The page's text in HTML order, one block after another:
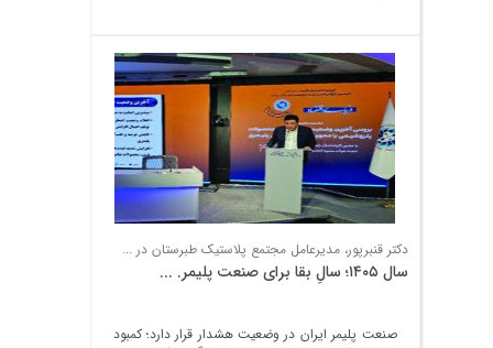
دکتر قنبرپور، مدیرعامل مجتمع پلاستیک طبرستان در ...
سال ۱۴۰۵؛ سالِ بقا برای صنعت پلیمر. ...
صنعت پلیمر ایران در وضعیت هشدار قرار دارد؛ کمبود